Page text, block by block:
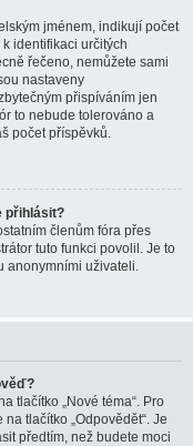
jménem, indikují počet
identifikaci určitých
řečeno, nemůžete sami
nastaveny
přispíváním jen
to nebude tolerováno a
počet příspěvků.
přihlásit?
členům fóra přes
tuto funkci povolil. Je to
anonymními uživateli.
tlačítko „Nové téma“. Pro
tlačítko „Odpovědět“. Je
předtím, než budete moci